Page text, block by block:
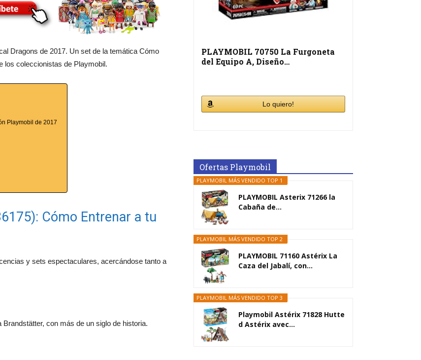
Dragons de 2017. Un set de la temática Cómo
los coleccionistas de Playmobil.
Playmobil de 2017
Cómo Entrenar a tu
y sets espectaculares, acercándose tanto a
con más de un siglo de historia.
PLAYMOBIL 70750 La Furgoneta
del Equipo A, Diseño…
Lo quiero!
Ofertas Playmobil
PLAYMOBIL MÁS VENDIDO TOP 1
PLAYMOBIL Asterix 71266 la
Cabaña de...
PLAYMOBIL MÁS VENDIDO TOP 2
PLAYMOBIL 71160 Astérix La
Caza del Jabalí, con...
PLAYMOBIL MÁS VENDIDO TOP 3
Playmobil Astérix 71828 Hutte
d Astérix avec...